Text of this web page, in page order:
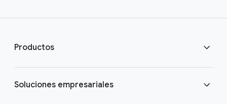
Productos
ChromeOS Flex
Soluciones empresariales